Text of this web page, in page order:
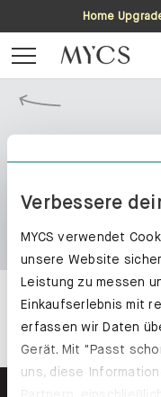
Verbessere
MYCS verwendet
unsere Website
Leistung zu messen
Einkaufserlebnis mit
erfassen wir Daten
Gerät. Mit "Passt
uns, diese
Home